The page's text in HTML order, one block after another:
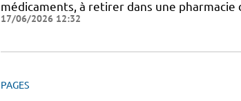
médicaments, à retirer dans une
17/06/2026 12:32
PAGES